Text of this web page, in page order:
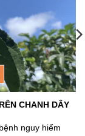
CHANH DÂY
nguy hiểm